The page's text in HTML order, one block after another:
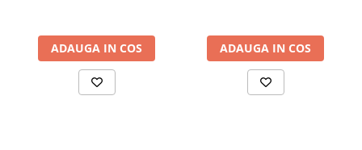
ADAUGA IN COS ADAUGA IN COS